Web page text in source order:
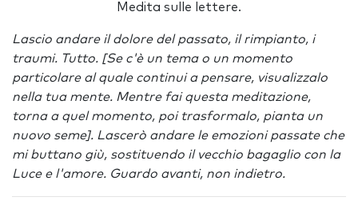
Medita sulle lettere.
Lascio andare il dolore del passato, il rimpianto, i
traumi. Tutto. [Se c'è un tema o un momento
particolare al quale continui a pensare, visualizzalo
nella tua mente. Mentre fai questa meditazione,
torna a quel momento, poi trasformalo, pianta un
nuovo seme]. Lascerò andare le emozioni passate che
mi buttano giù, sostituendo il vecchio bagaglio con la
Luce e l'amore. Guardo avanti, non indietro.